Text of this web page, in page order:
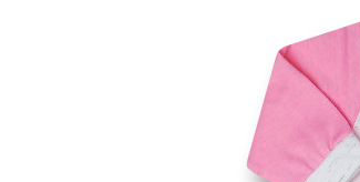
1-3 M
9-12 M
24-36M